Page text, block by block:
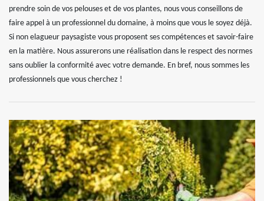
prendre soin de vos pelouses et de vos plantes, nous vous conseillons de
faire appel à un professionnel du domaine, à moins que vous le soyez déjà.
Si non elagueur paysagiste vous proposent ses compétences et savoir-faire
en la matière. Nous assurerons une réalisation dans le respect des normes
sans oublier la conformité avec votre demande. En bref, nous sommes les
professionnels que vous cherchez !